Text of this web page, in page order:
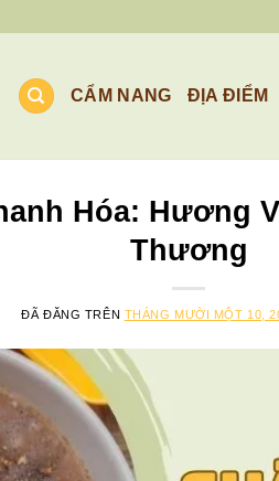
CẨM NANG ĐỊA ĐIỂM
Hóa: Hương
Thương
ĐÃ ĐĂNG TRÊN THÁNG MƯỜI MỘT 10,